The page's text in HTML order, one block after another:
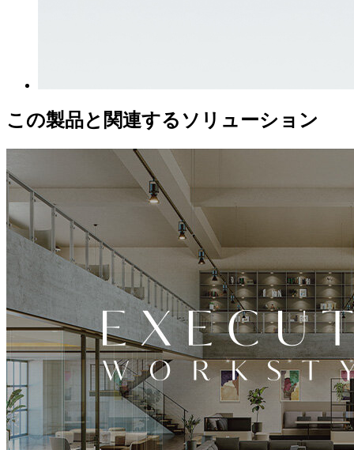
この製品と関連するソリューション